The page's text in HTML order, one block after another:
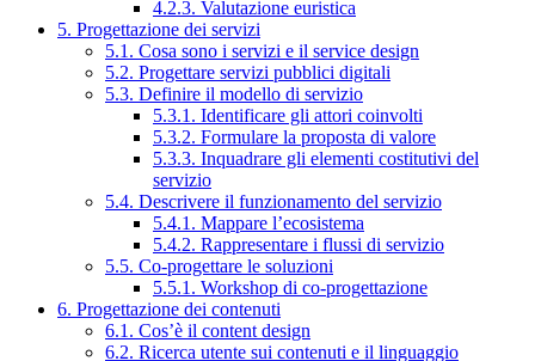
4.2.3. Valutazione euristica
5. Progettazione dei servizi
5.1. Cosa sono i servizi e il service design
5.2. Progettare servizi pubblici digitali
5.3. Definire il modello di servizio
5.3.1. Identificare gli attori coinvolti
5.3.2. Formulare la proposta di valore
5.3.3. Inquadrare gli elementi costitutivi del
servizio
5.4. Descrivere il funzionamento del servizio
5.4.1. Mappare l’ecosistema
5.4.2. Rappresentare i flussi di servizio
5.5. Co-progettare le soluzioni
5.5.1. Workshop di co-progettazione
6. Progettazione dei contenuti
6.1. Cos’è il content design
6.2. Ricerca utente sui contenuti e il linguaggio